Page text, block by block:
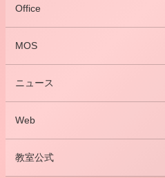
Office
MOS
ニュース
Web
教室公式